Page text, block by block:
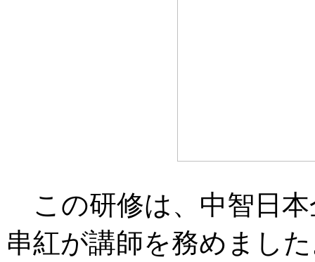
この研修は、中智日本
串紅が講師を務めまし